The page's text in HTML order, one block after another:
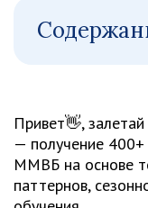
Привет👋,
— получение 400+
ММВБ на основе
паттернов,